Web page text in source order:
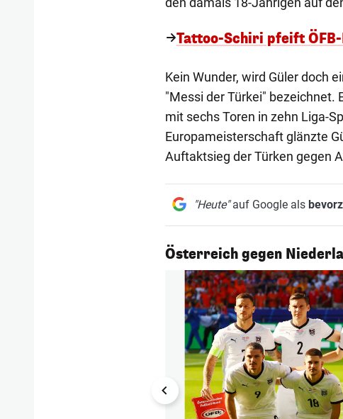
Tattoo-Schiri pfeift
Kein Wunder, wird Güler doch
"Messi der Türkei" bezeichnet.
mit sechs Toren in zehn Liga-
Europameisterschaft glänzte
Auftaktsieg der Türken gegen
"Heute"auf Google als
Österreich gegen
1/12